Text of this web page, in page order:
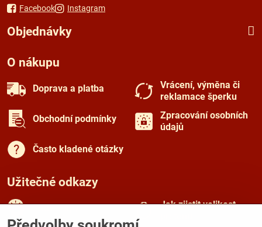
Facebook Instagram
Objednávky
O nákupu
Doprava a platba
Vrácení, výměna či
reklamace šperku
Obchodní podmínky
Zpracování osobních
údajů
Často kladené otázky
Užitečné odkazy
Rady a tipy
Jak zjistit velikost